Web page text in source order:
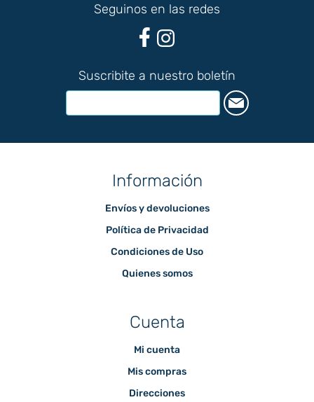
Seguinos en las redes
Suscribite a nuestro boletín
Información
Envíos y devoluciones
Política de Privacidad
Condiciones de Uso
Quienes somos
Cuenta
Mi cuenta
Mis compras
Direcciones